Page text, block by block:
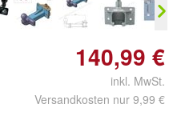
140,99 €
inkl. MwSt.
Versandkosten nur 9,99 €